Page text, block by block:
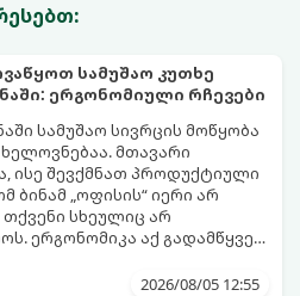
სამუშაო კუთხე
ერგონომიული რჩევები
სამუშაო სივრცის მოწყობა
მთავარი
ისე შევქმნათ პროდუქტიული
ბინამ „ოფისის“ იერი არ
სხეულიც არ
ერგონომიკა აქ გადამწყვეტ
2026/08/05 12:55